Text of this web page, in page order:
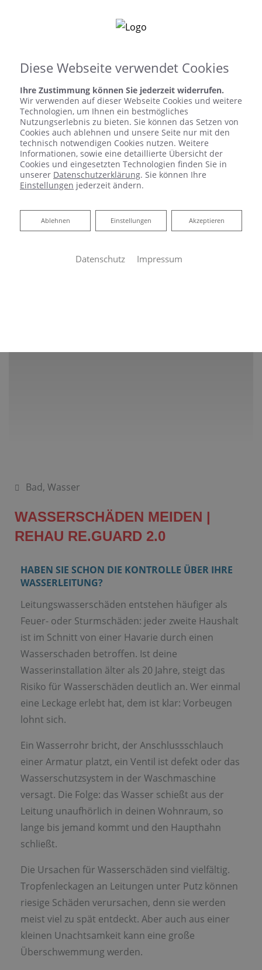
Bad, Wasser
WASSERSCHÄDEN MEIDEN |
REHAU RE.GUARD 2.0
HABEN SIE SCHON DIE KONTROLLE ÜBER IHRE
WASSERLEITUNG?
Leitungswasserschäden entstehen häufiger als
Feuer- oder Sturmschäden: jeder zweite Haushalt
ist im Schnitt von einer Havarie durch einen
Wasserschaden betroffen. Ist deine
Wasserinstallation älter als 20 Jahre, steigt das
Risiko für Wasserschäden deutlich an. Wer einmal
eine Leckage erlebt hat, dem ist klar: Vorbeugen
lohnt sich.
Ein Wasserrohr bricht, der Anschlussschlauch
einer Armatur platzt, ein Ventil ist defekt oder das
Wasserschutzsystem in der Waschmaschine
versagt. Die Folge: das Wasser schießt aus der
Leitung unaufhörlich in deinen Wohnraum, so
lange bis jemand kommt und den Haupthahn
schließt.
Die Ursachen für Wasserschäden sind vielfältig.
Tropfenleckagen an Leitungen unter Putz können
riesige Schäden verursachen, denn sie werden
meist viel zu spät entdeckt. Aber auch aus einer
kleinen Unachtsamkeit kann eine große
Überschwemmung werden.
Diese Webseite verwendet Cookies
Ihre Zustimmung können Sie jederzeit widerrufen.
Wir verwenden auf dieser Webseite Cookies und weitere
Technologien, um Ihnen ein bestmögliches
Nutzungserlebnis zu bieten. Sie können das Setzen von
Cookies auch ablehnen und unsere Seite nur mit den
technisch notwendigen Cookies nutzen. Weitere
Informationen, sowie eine detaillierte Übersicht der
Cookies und eingesetzten Technologien finden Sie in
unserer Datenschutzerklärung. Sie können Ihre
Einstellungen jederzeit ändern.
Akzeptieren
Einstellungen
Ablehnen
Ablehnen
Datenschutz Impressum